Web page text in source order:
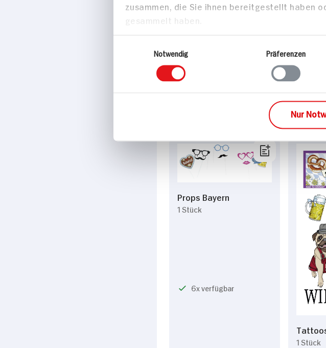
zusammen, die Sie ihnen bereitgestellt haben
gesammelt haben.
Notwendig
Präferenzen
Nur
Dekoback Kuchenkerze
Frozen Elsa 2D
Props Bayern
1 Stück
6x verfügbar
1 Stück